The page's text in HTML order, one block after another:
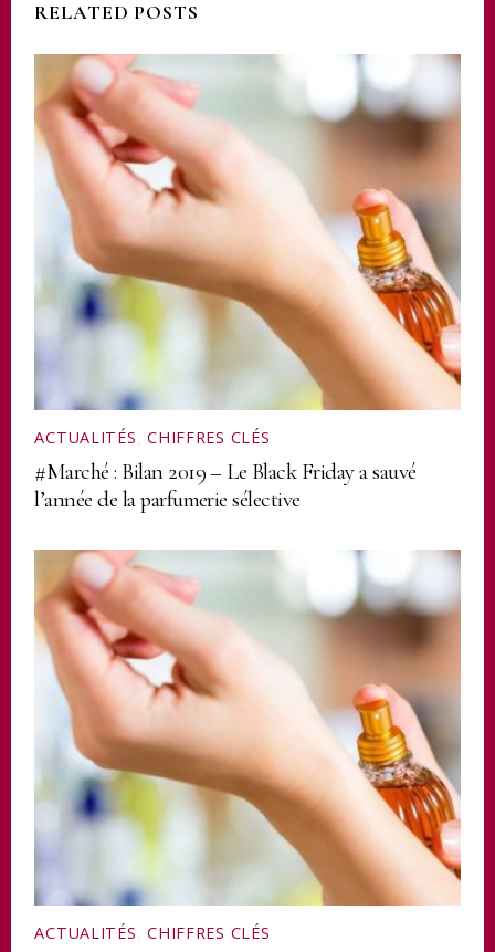
RELATED POSTS
ACTUALITÉS ,CHIFFRES CLÉS
#Marché : Bilan 2019 – Le Black Friday a sauvé
l’année de la parfumerie sélective
ACTUALITÉS ,CHIFFRES CLÉS